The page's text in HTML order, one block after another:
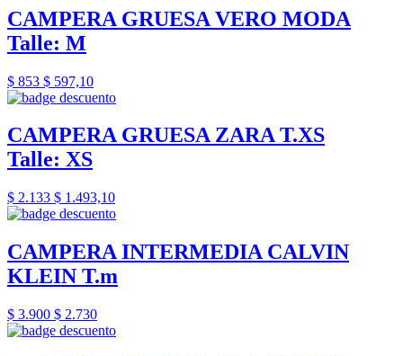
CAMPERA GRUESA VERO MODA
Talle: M
$ 853 $ 597,10
CAMPERA GRUESA ZARA T.XS
Talle: XS
$ 2.133 $ 1.493,10
CAMPERA INTERMEDIA CALVIN
KLEIN T.m
$ 3.900 $ 2.730